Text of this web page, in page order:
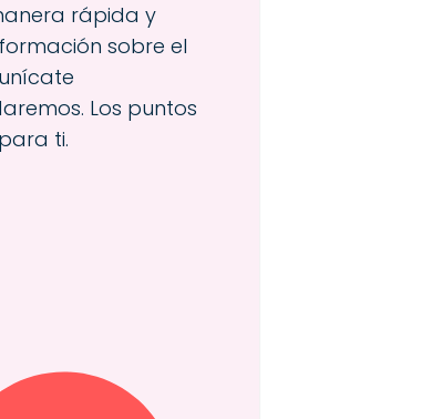
rápida y
sobre el
Los puntos
ti.